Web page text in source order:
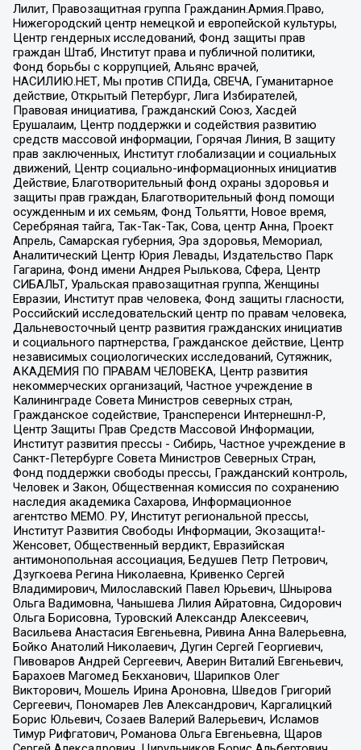
Лилит, Правозащитная группа Гражданин.Армия.Право,
Нижегородский центр немецкой и европейской культуры,
Центр гендерных исследований, Фонд защиты прав
граждан Штаб, Институт права и публичной политики,
Фонд борьбы с коррупцией, Альянс врачей,
НАСИЛИЮ.НЕТ, Мы против СПИДа, СВЕЧА, Гуманитарное
действие, Открытый Петербург, Лига Избирателей,
Правовая инициатива, Гражданский Союз, Хасдей
Ерушалаим, Центр поддержки и содействия развитию
средств массовой информации, Горячая Линия, В защиту
прав заключенных, Институт глобализации и социальных
движений, Центр социально-информационных инициатив
Действие, Благотворительный фонд охраны здоровья и
защиты прав граждан, Благотворительный фонд помощи
осужденным и их семьям, Фонд Тольятти, Новое время,
Серебряная тайга, Так-Так-Так, Сова, центр Анна, Проект
Апрель, Самарская губерния, Эра здоровья, Мемориал,
Аналитический Центр Юрия Левады, Издательство Парк
Гагарина, Фонд имени Андрея Рылькова, Сфера, Центр
СИБАЛЬТ, Уральская правозащитная группа, Женщины
Евразии, Институт прав человека, Фонд защиты гласности,
Российский исследовательский центр по правам человека,
Дальневосточный центр развития гражданских инициатив
и социального партнерства, Гражданское действие, Центр
независимых социологических исследований, Сутяжник,
АКАДЕМИЯ ПО ПРАВАМ ЧЕЛОВЕКА, Центр развития
некоммерческих организаций, Частное учреждение в
Калининграде Совета Министров северных стран,
Гражданское содействие, Трансперенси Интернешнл-Р,
Центр Защиты Прав Средств Массовой Информации,
Институт развития прессы - Сибирь, Частное учреждение в
Санкт-Петербурге Совета Министров Северных Стран,
Фонд поддержки свободы прессы, Гражданский контроль,
Человек и Закон, Общественная комиссия по сохранению
наследия академика Сахарова, Информационное
агентство МЕМО. РУ, Институт региональной прессы,
Институт Развития Свободы Информации, Экозащита!-
Женсовет, Общественный вердикт, Евразийская
антимонопольная ассоциация, Бедушев Петр Петрович,
Дзугкоева Регина Николаевна, Кривенко Сергей
Владимирович, Милославский Павел Юрьевич, Шнырова
Ольга Вадимовна, Чанышева Лилия Айратовна, Сидорович
Ольга Борисовна, Туровский Александр Алексеевич,
Васильева Анастасия Евгеньевна, Ривина Анна Валерьевна,
Бойко Анатолий Николаевич, Дугин Сергей Георгиевич,
Пивоваров Андрей Сергеевич, Аверин Виталий Евгеньевич,
Барахоев Магомед Бекханович, Шарипков Олег
Викторович, Мошель Ирина Ароновна, Шведов Григорий
Сергеевич, Пономарев Лев Александрович, Каргалицкий
Борис Юльевич, Созаев Валерий Валерьевич, Исламов
Тимур Рифгатович, Романова Ольга Евгеньевна, Щаров